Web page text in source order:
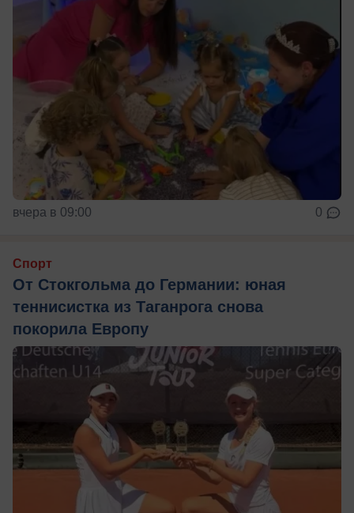
вчера в 09:00 0
Спорт
От Стокгольма до Германии: юная
теннисистка из Таганрога снова
покорила Европу